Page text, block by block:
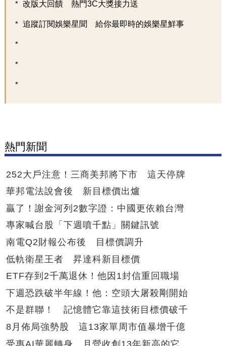
改版大回饋 熱門3C大獎接力送
追蹤訂閱娛樂星聞 給你最即時的娛樂星鮮事
熱門新聞
252大戶注意！三商美邦將下市 這天停牌
華邦電法說會後 新目標價出爐
贏了！謝金河列2數字證：中國更依賴台灣
專家喊台股「下週噴千點」關鍵訊號
南電Q2財報公布後 目標價調升
低軌衛星王者 昇達科新目標價
ETF存到2千萬退休！他因1封信重回職場
下週恐跌破半年線！他：空頭大屠殺剛開始
不是群聯！ 記憶體它靠這技術目標價破千
8月佈局強勢股 這13家單周市值暴增千億
受惠AI華麗轉身 月營收創13年新高的它